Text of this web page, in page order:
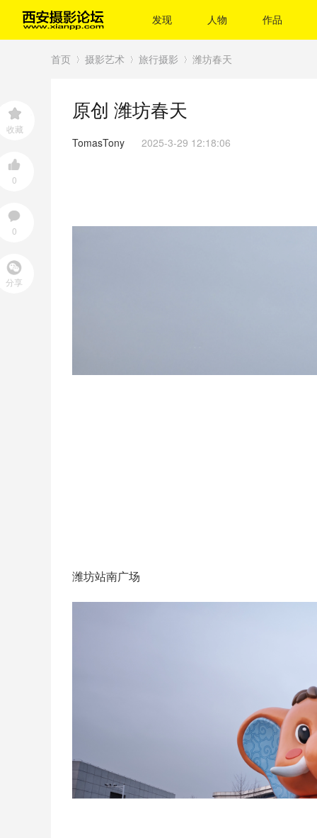
发现 人物 作品
首页
›
摄影艺术
›
旅行摄影
›
潍坊春天
收藏
0
0
分享
原创 潍坊春天
TomasTony 2025-3-29 12:18:06
潍坊站南广场